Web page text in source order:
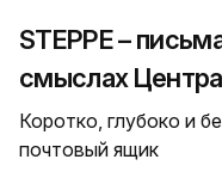
STEPPE –
смыслах
Коротко, глубоко и
почтовый ящик